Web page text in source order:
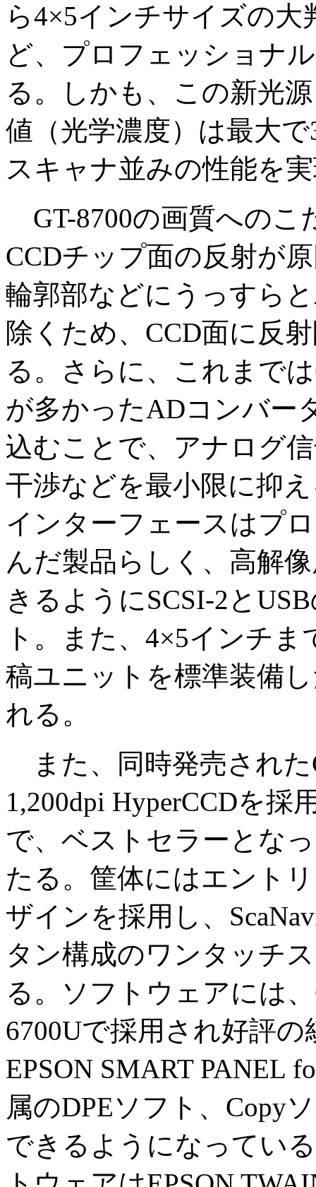
ら4×5インチサイズの
ど、プロフェッショナ
る。しかも、この新光
値（光学濃度）は最大
スキャナ並みの性能を
GT-8700の画質へのこ
CCDチップ面の反射が
輪郭部などにうっすら
除くため、CCD面に反
る。さらに、これまで
が多かったADコンバー
込むことで、アナログ
干渉などを最小限に抑
インターフェースはプ
んだ製品らしく、高解
きるようにSCSI-2と
ト。また、4×5インチ
稿ユニットを標準装備
れる。
また、同時発売された
1,200dpi HyperCCDを
で、ベストセラーとな
たる。筐体にはエント
ザインを採用し、
タン構成のワンタッチ
る。ソフトウェアには
6700Uで採用され好評
EPSON SMART PANEL
属のDPEソフト、Copy
できるようになってい